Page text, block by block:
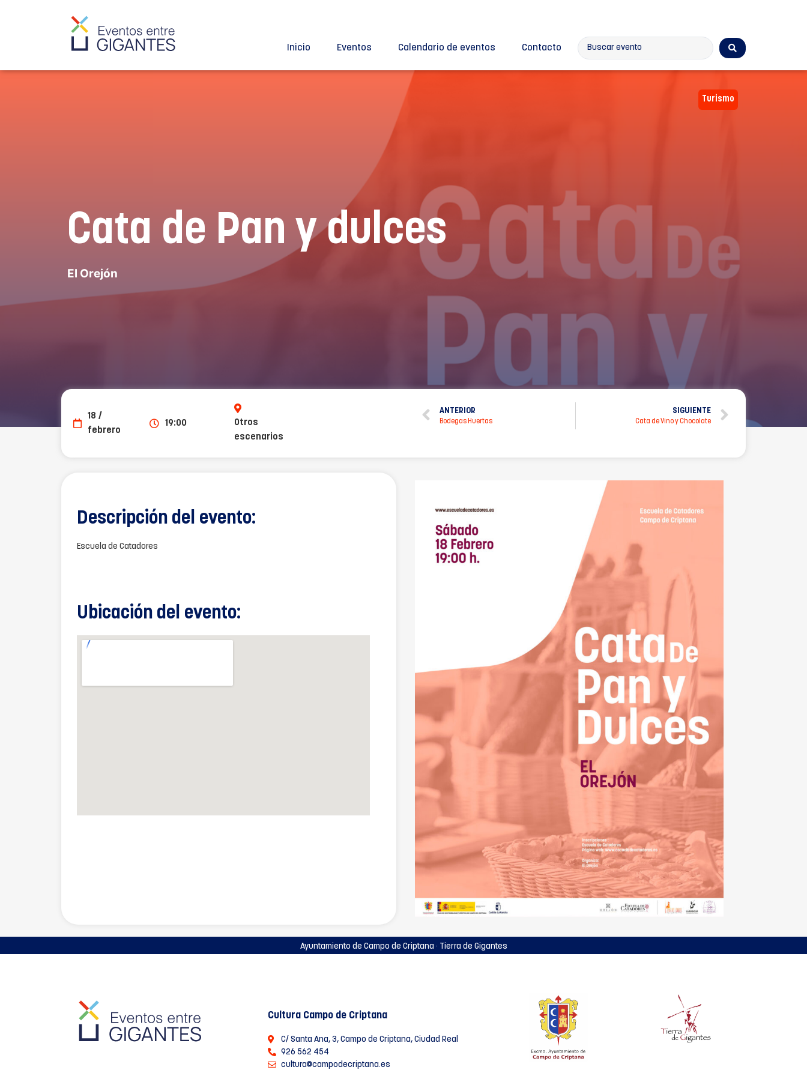
Inicio Eventos Calendario de eventos Contacto
Cata de Pan y dulces
El Orejón
Turismo
18 /
febrero
19:00
Otros
escenarios
ANTERIOR
Bodegas Huertas
SIGUIENTE
Cata de Vino y Chocolate
Descripción del evento:
Escuela de Catadores
Ubicación del evento:
Ayuntamiento de Campo de Criptana · Tierra de Gigantes
Cultura Campo de Criptana
C/ Santa Ana, 3, Campo de Criptana, Ciudad Real
926 562 454
cultura@campodecriptana.es